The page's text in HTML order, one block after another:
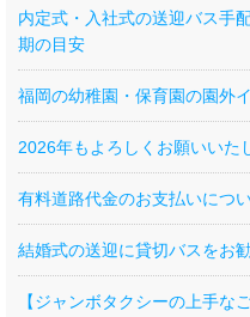
内定式・入社式の送迎バス手
期の目安
福岡の幼稚園・保育園の園外
2026年もよろしくお願いいた
有料道路代金のお支払いにつ
結婚式の送迎に貸切バスをお
【ジャンボタクシーの上手な